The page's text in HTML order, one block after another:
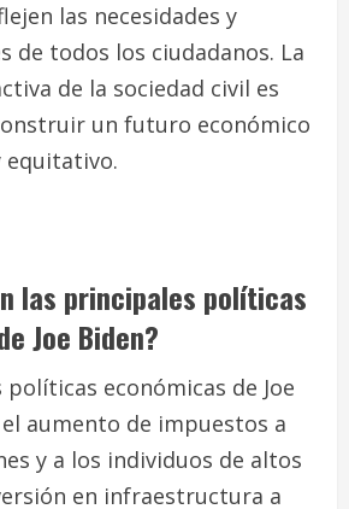
las necesidades y
de todos los ciudadanos. La
de la sociedad civil es
un futuro económico
equitativo.
las principales políticas
Joe Biden?
económicas de Joe
aumento de impuestos a
y a los individuos de altos
en infraestructura a